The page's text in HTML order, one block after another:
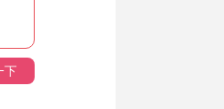
下